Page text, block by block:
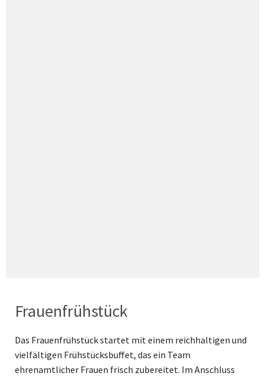
Frauenfrühstück
Das Frauenfrühstück startet mit einem reichhaltigen und
vielfältigen Frühstücksbuffet, das ein Team
ehrenamtlicher Frauen frisch zubereitet. Im Anschluss